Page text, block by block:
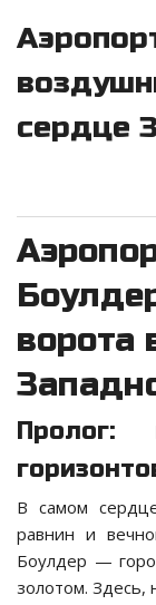
сердце
ворота
В самом
равнин и
Боулдер —
золотом. Здесь,